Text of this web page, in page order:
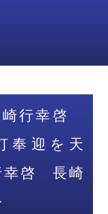
崎行幸啓
奉迎を天
幸啓 長崎